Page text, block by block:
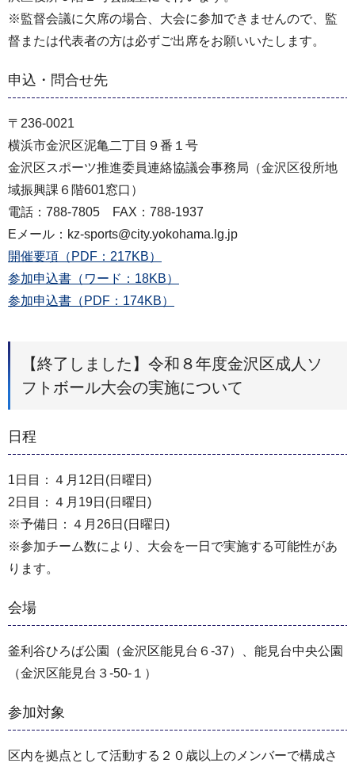
※監督会議に欠席の場合、大会に参加できませんので、監
督または代表者の方は必ずご出席をお願いいたします。
申込・問合せ先
〒236-0021
横浜市金沢区泥亀二丁目９番１号
金沢区スポーツ推進委員連絡協議会事務局（金沢区役所地
域振興課６階601窓口）
電話：788-7805 FAX：788-1937
Eメール：kz-sports@city.yokohama.lg.jp
開催要項（PDF：217KB）
参加申込書（ワード：18KB）
参加申込書（PDF：174KB）
【終了しました】令和８年度金沢区成人ソ
フトボール大会の実施について
日程
1日目：４月12日(日曜日)
2日目：４月19日(日曜日)
※予備日：４月26日(日曜日)
※参加チーム数により、大会を一日で実施する可能性があ
ります。
会場
釜利谷ひろば公園（金沢区能見台６-37）、能見台中央公園
（金沢区能見台３-50-１）
参加対象
区内を拠点として活動する２０歳以上のメンバーで構成さ